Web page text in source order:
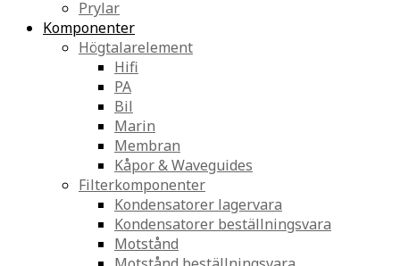
Prylar
Komponenter
Högtalarelement
Hifi
PA
Bil
Marin
Membran
Kåpor & Waveguides
Filterkomponenter
Kondensatorer lagervara
Kondensatorer beställningsvara
Motstånd